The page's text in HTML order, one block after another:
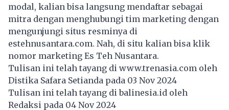
modal, kalian bisa langsung mendaftar sebagai
mitra dengan menghubungi tim marketing dengan
mengunjungi situs resminya di
estehnusantara.com. Nah, di situ kalian bisa klik
nomor marketing Es Teh Nusantara.
Tulisan ini telah tayang di www.trenasia.com oleh
Distika Safara Setianda pada 03 Nov 2024
Tulisan ini telah tayang dibalinesia.id oleh
Redaksi pada 04 Nov 2024